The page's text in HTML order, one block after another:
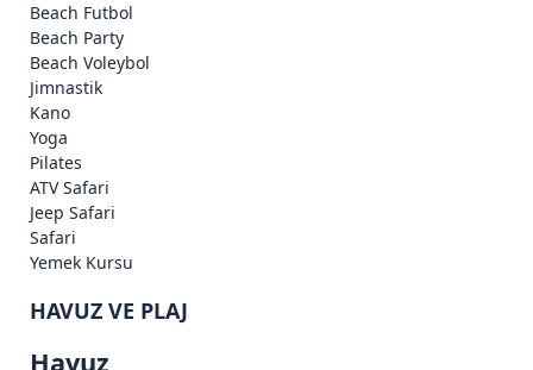
Beach Futbol
Beach Party
Beach Voleybol
Jimnastik
Kano
Yoga
Pilates
ATV Safari
Jeep Safari
Safari
Yemek Kursu
HAVUZ VE PLAJ
Havuz